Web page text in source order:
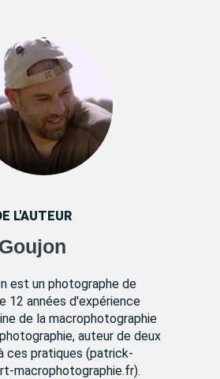
L'AUTEUR
est un photographe de
12 années d'expérience
de la macrophotographie
auteur de deux
ces pratiques (patrick-
macrophotographie.fr).